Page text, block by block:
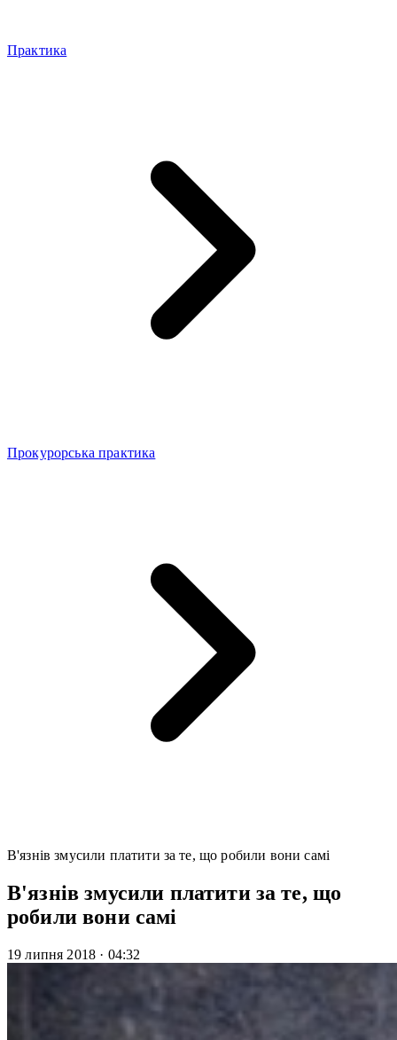
Практика
Прокурорська практика
В'язнів змусили платити за те, що робили вони самі
В'язнів змусили платити за те, що
робили вони самі
19 липня 2018 · 04:32